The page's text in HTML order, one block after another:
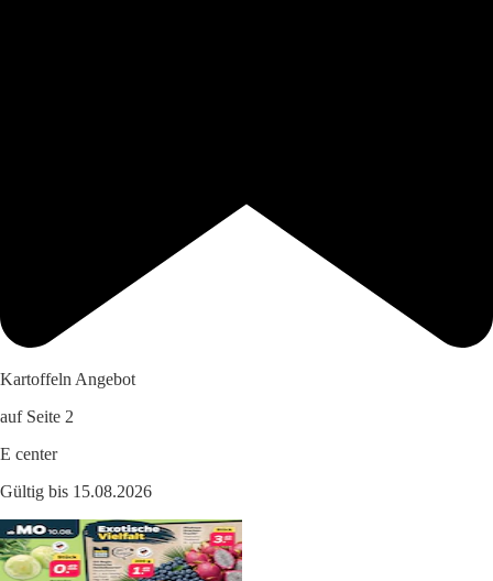
Kartoffeln Angebot
auf Seite 2
E center
Gültig bis 15.08.2026